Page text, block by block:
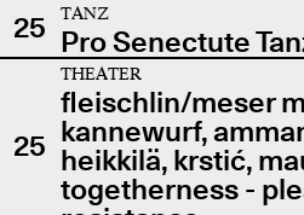
25
TANZ
Pro Senectute
25
THEATER
fleischlin/meser
kannewurf,
heikkilä, krstić,
togetherness -